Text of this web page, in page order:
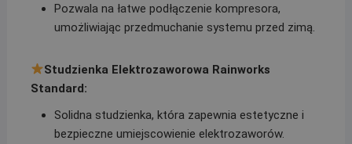
Pozwala na łatwe podłączenie kompresora,
umożliwiając przedmuchanie systemu przed zimą.
Studzienka Elektrozaworowa Rainworks
Standard:
Solidna studzienka, która zapewnia estetyczne i
bezpieczne umiejscowienie elektrozaworów.